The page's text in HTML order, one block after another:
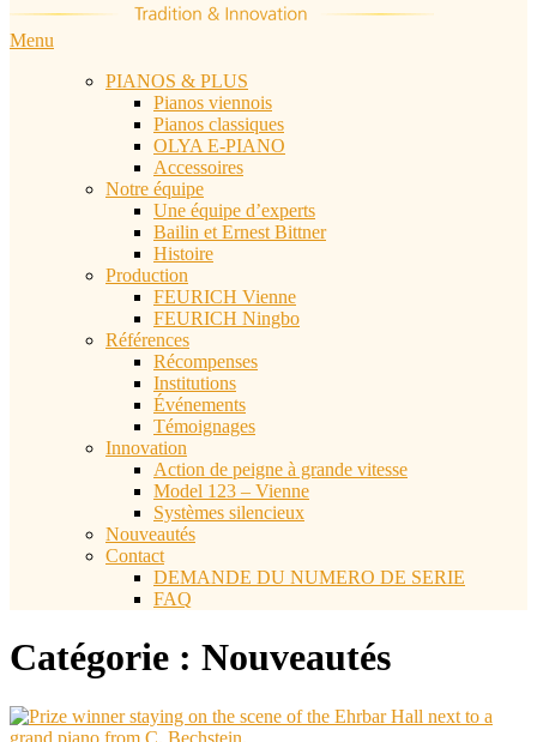
Menu
PIANOS & PLUS
Pianos viennois
Pianos classiques
OLYA E-PIANO
Accessoires
Notre équipe
Une équipe d’experts
Bailin et Ernest Bittner
Histoire
Production
FEURICH Vienne
FEURICH Ningbo
Références
Récompenses
Institutions
Événements
Témoignages
Innovation
Action de peigne à grande vitesse
Model 123 – Vienne
Systèmes silencieux
Nouveautés
Contact
DEMANDE DU NUMERO DE SERIE
FAQ
Catégorie : Nouveautés